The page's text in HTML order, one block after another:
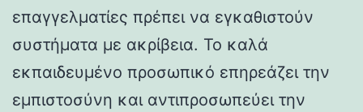
επαγγελματίες πρέπει να εγκαθιστούν
συστήματα με ακρίβεια. Το καλά
εκπαιδευμένο προσωπικό επηρεάζει την
εμπιστοσύνη και αντιπροσωπεύει την